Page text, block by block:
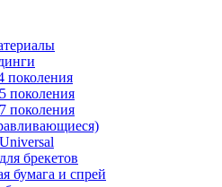
поколения
поколения
поколения
брекетов
бумага и спрей